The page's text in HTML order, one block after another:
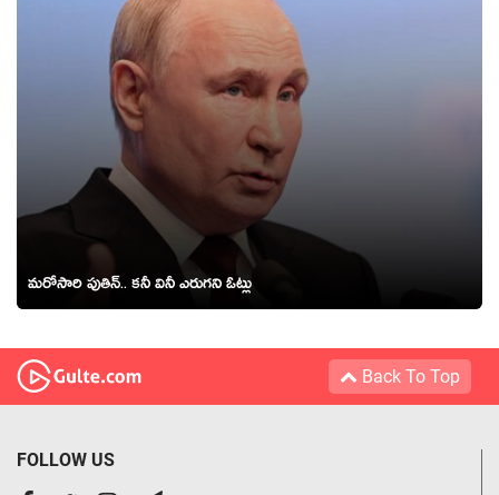
మ‌రోసారి పుతిన్‌.. క‌నీ వినీ ఎరుగ‌ని ఓట్లు
Back To Top
FOLLOW US